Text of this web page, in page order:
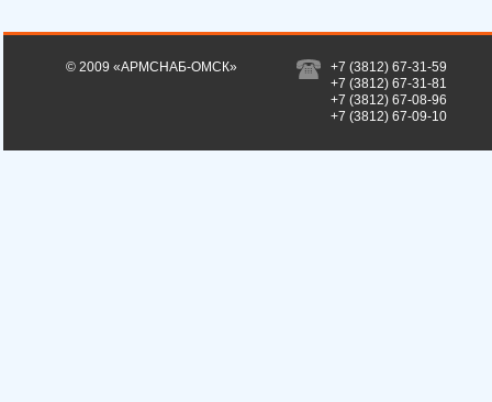
© 2009 «АРМСНАБ-ОМСК»
+7 (3812) 67-31-59
+7 (3812) 67-31-81
+7 (3812) 67-08-96
+7 (3812) 67-09-10